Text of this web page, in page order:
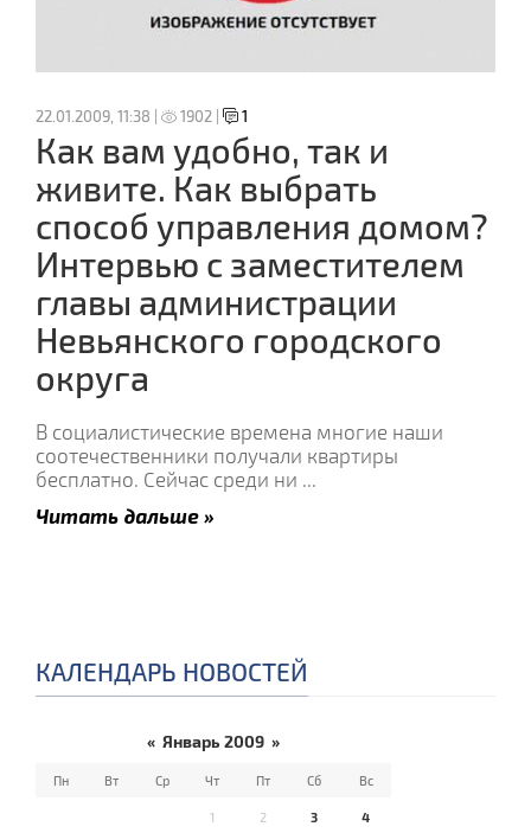
22.01.2009, 11:38 | 1902 | 1
Как вам удобно, так и
живите. Как выбрать
способ управления домом?
Интервью с заместителем
главы администрации
Невьянского городского
округа
В социалистические времена многие наши
соотечественники получали квартиры
бесплатно. Сейчас среди ни ...
Читать дальше »
КАЛЕНДАРЬ НОВОСТЕЙ
« Январь 2009 »
Пн Вт Ср Чт Пт Сб Вс
1 2 3 4